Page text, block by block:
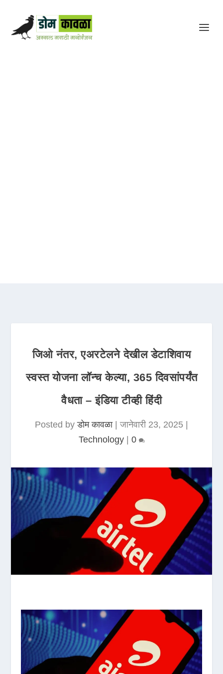
जिओ नंतर, एअरटेलने देखील डेटाशिवाय
स्वस्त योजना लॉन्च केल्या, 365 दिवसांपर्यंत
वैधता – इंडिया टीव्ही हिंदी
Posted byडोम कावळा|जानेवारी 23, 2025
Technology| 0